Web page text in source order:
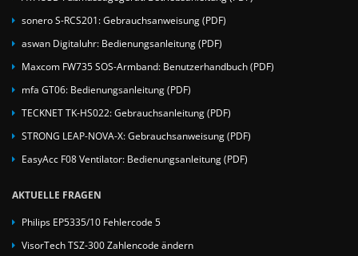
sonero S-RCS201: Gebrauchsanweisung (PDF)
aswan Digitaluhr: Bedienungsanleitung (PDF)
Maxcom FW735 SOS-Armband: Benutzerhandbuch (PDF)
mfa GT06: Bedienungsanleitung (PDF)
TECKNET TK-HS022: Gebrauchsanleitung (PDF)
STRONG LEAP-NOVA-X: Gebrauchsanweisung (PDF)
EasyAcc F08 Ventilator: Bedienungsanleitung (PDF)
AKTUELLE FRAGEN
Philips EP5335/10 Fehlercode 5
VisorTech TSZ-300 Zahlencode ändern